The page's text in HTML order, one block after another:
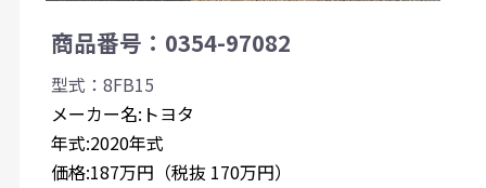
商品番号：0354-97082
型式：8FB15
メーカー名:トヨタ
年式:2020年式
価格:187万円（税抜 170万円）